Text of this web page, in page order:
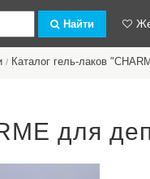
Найти
/ Каталог гель-лаков
для